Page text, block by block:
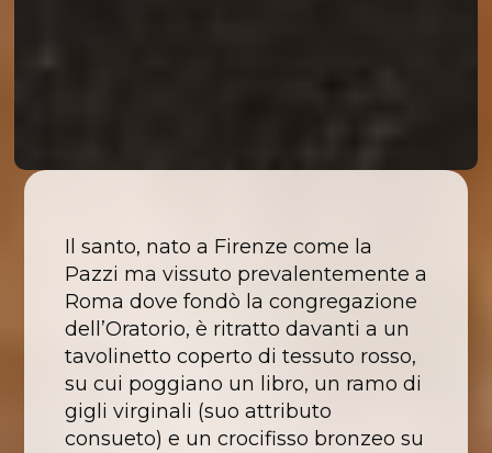
Il santo, nato a Firenze come la
Pazzi ma vissuto prevalentemente a
Roma dove fondò la congregazione
dell’Oratorio, è ritratto davanti a un
tavolinetto coperto di tessuto rosso,
su cui poggiano un libro, un ramo di
gigli virginali (suo attributo
consueto) e un crocifisso bronzeo su